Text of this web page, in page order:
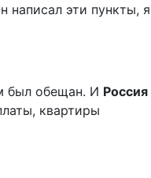
написал эти пункты, я
был обещан. И Россия
квартиры